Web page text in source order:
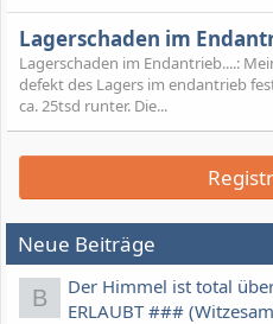
Lagerschaden im
Lagerschaden im Endantrieb....:
defekt des Lagers im endantrieb
ca. 25tsd runter. Die...
Neue Beiträge
B
Der Himmel ist total
ERLAUBT ###